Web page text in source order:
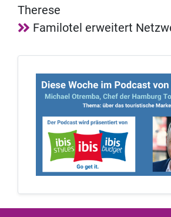
Therese
Familotel erweitert